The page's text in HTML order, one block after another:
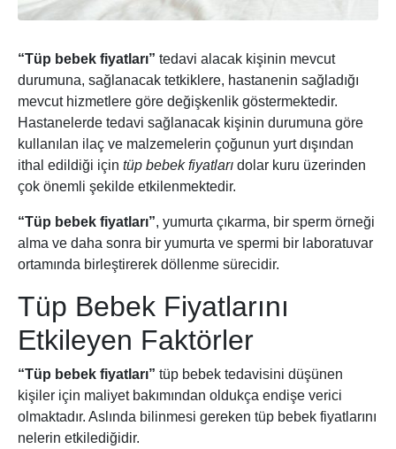
“Tüp bebek fiyatları” tedavi alacak kişinin mevcut
durumuna, sağlanacak tetkiklere, hastanenin sağladığı
mevcut hizmetlere göre değişkenlik göstermektedir.
Hastanelerde tedavi sağlanacak kişinin durumuna göre
kullanılan ilaç ve malzemelerin çoğunun yurt dışından
ithal edildiği için tüp bebek fiyatları dolar kuru üzerinden
çok önemli şekilde etkilenmektedir.
“Tüp bebek fiyatları”, yumurta çıkarma, bir sperm örneği
alma ve daha sonra bir yumurta ve spermi bir laboratuvar
ortamında birleştirerek döllenme sürecidir.
Tüp Bebek Fiyatlarını
Etkileyen Faktörler
“Tüp bebek fiyatları” tüp bebek tedavisini düşünen
kişiler için maliyet bakımından oldukça endişe verici
olmaktadır. Aslında bilinmesi gereken tüp bebek fiyatlarını
nelerin etkilediğidir.